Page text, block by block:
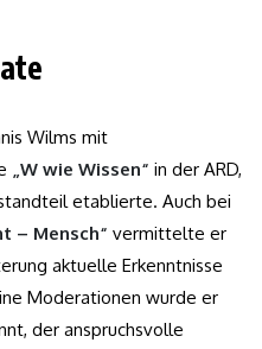
Wilms mit
„W wie Wissen“ in der ARD,
etablierte. Auch bei
– Mensch“ vermittelte er
aktuelle Erkenntnisse
Moderationen wurde er
der anspruchsvolle